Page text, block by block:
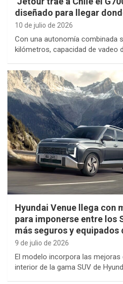
diseñado para llegar
10 de julio de 2026
Con una autonomía combinada
kilómetros, capacidad de vadeo
Hyundai Venue llega con
para imponerse entre los
más seguros y equipados
9 de julio de 2026
El modelo incorpora las
interior de la gama SUV de